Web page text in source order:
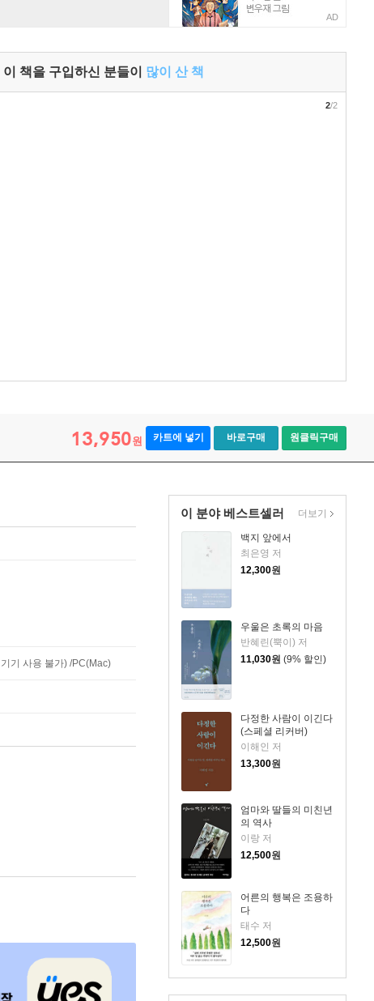
AD
이 책을 구입하신 분들이 많이 산 책
2/2
13,950원 카트에 넣기 바로구매 원클릭구매
이 분야 베스트셀러
백지 앞에서
최은영 저
12,300원
우울은 초록의 마음
반혜린(뿍이) 저
11,030원 (9% 할인)
다정한 사람이 이긴다
(스페셜 리커버)
이해인 저
13,300원
엄마와 딸들의 미친년
의 역사
이랑 저
12,500원
어른의 행복은 조용하
다
태수 저
12,500원
더보기
기 사용 불가) /PC(Mac)